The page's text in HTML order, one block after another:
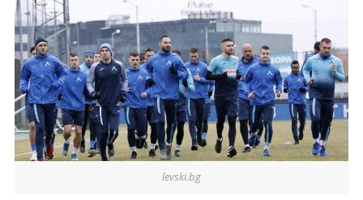
levski.bg